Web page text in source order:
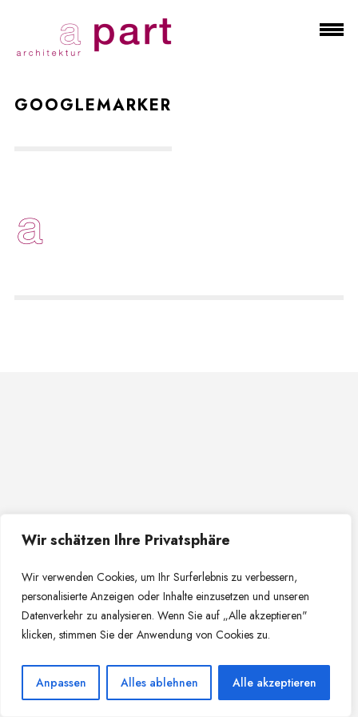
Wir schätzen Ihre Privatsphäre
Wir verwenden Cookies, um Ihr Surferlebnis zu verbessern,
personalisierte Anzeigen oder Inhalte einzusetzen und unseren
Datenverkehr zu analysieren. Wenn Sie auf „Alle akzeptieren"
klicken, stimmen Sie der Anwendung von Cookies zu.
Anpassen Alles ablehnen Alle akzeptieren
GOOGLEMARKER